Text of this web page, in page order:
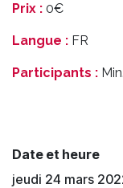
Prix : 0€
Langue : FR
Participants :
Date et heure
jeudi 24 mars